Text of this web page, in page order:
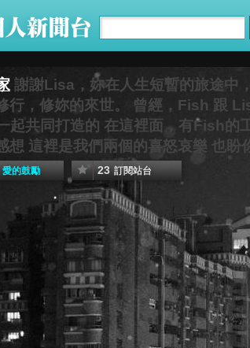
謝謝Lisa，妳在人生短暫的旅途中
行，修妳的來世。 曾經，Fish 跟
起共同打造的 在這裡面，有Fish的
想 這裡是我們兩個的喜怒哀樂 也盼
愛的鼓勵 23 訂閱站台